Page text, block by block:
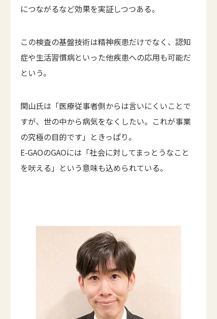
につながるなど効果を実証しつつある。
この検査の基盤技術は精神疾患だけでなく、認知
症や生活習慣病といった他疾患への応用も可能だ
という。
関山氏は「医療従事者側からは言いにくいことで
すが、世の中から病気をなくしたい。これが事業
の究極の目的です」ときっぱり。
E-GAOのGAOには「社会に対してまっとうなこと
を吠える」という意味も込められている。